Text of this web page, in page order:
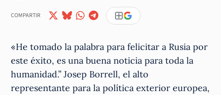
COMPARTIR
«He tomado la palabra para felicitar a Rusia por
este éxito, es una buena noticia para toda la
humanidad.” Josep Borrell, el alto
representante para la política exterior europea,